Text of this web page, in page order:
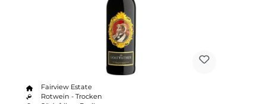
Fairview Estate
Rotwein - Trocken